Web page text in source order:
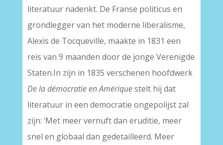
literatuur nadenkt. De Franse politicus en
grondlegger van het moderne liberalisme,
Alexis de Tocqueville, maakte in 1831 een
reis van 9 maanden door de jonge Verenigde
Staten.In zijn in 1835 verschenen hoofdwerk
De la démocratie en Amériquestelt hij dat
literatuur in een democratie ongepolijst zal
zijn: ‘Met meer vernuft dan eruditie, meer
snel en globaal dan gedetailleerd. Meer